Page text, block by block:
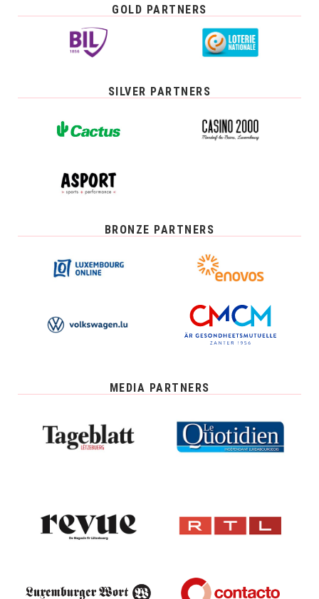
GOLD PARTNERS
SILVER PARTNERS
BRONZE PARTNERS
MEDIA PARTNERS